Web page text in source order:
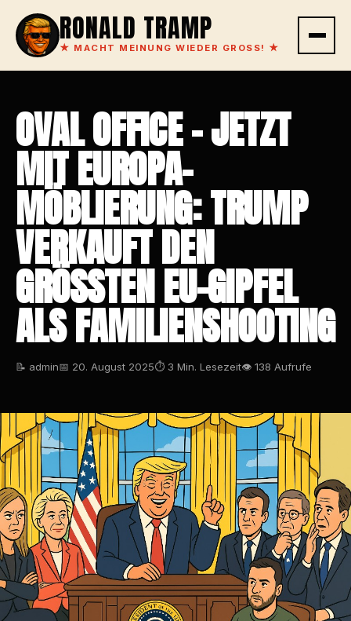
RONALD TRAMP
★ MACHT MEINUNG WIEDER GROSS! ★
OVAL OFFICE – JETZT
MIT EUROPA-
MÖBLIERUNG: TRUMP
VERKAUFT DEN
GRÖSSTEN EU-GIPFEL A
LS FAMILIENSHOOTING
📝 admin📅 20. August 2025⏱ 3 Min. Lesezeit👁 138 Aufrufe